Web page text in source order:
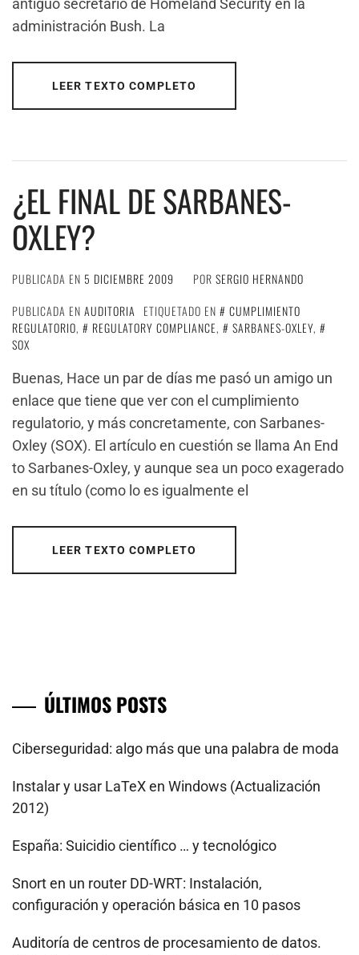
antiguo secretario de Homeland Security en la
administración Bush. La
LEER TEXTO COMPLETO
¿EL FINAL DE SARBANES-
OXLEY?
PUBLICADA EN 5 DICIEMBRE 2009 POR SERGIO HERNANDO
PUBLICADA EN AUDITORIA ETIQUETADO EN
CUMPLIMIENTO
REGULATORIO, REGULATORY COMPLIANCE, SARBANES-OXLEY,
SOX
Buenas, Hace un par de días me pasó un amigo un
enlace que tiene que ver con el cumplimiento
regulatorio, y más concretamente, con Sarbanes-
Oxley (SOX). El artículo en cuestión se llama An End
to Sarbanes-Oxley, y aunque sea un poco exagerado
en su título (como lo es igualmente el
LEER TEXTO COMPLETO
ÚLTIMOS POSTS
Ciberseguridad: algo más que una palabra de moda
Instalar y usar LaTeX en Windows (Actualización
2012)
España: Suicidio científico … y tecnológico
Snort en un router DD-WRT: Instalación,
configuración y operación básica en 10 pasos
Auditoría de centros de procesamiento de datos.